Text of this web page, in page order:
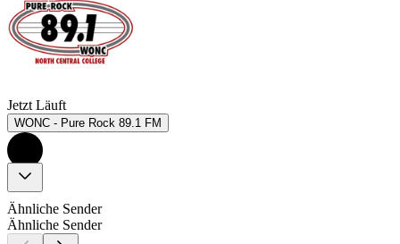
Jetzt Läuft
WONC - Pure Rock 89.1 FM
Ähnliche Sender
Ähnliche Sender